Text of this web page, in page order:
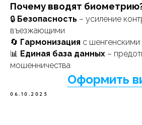
Почему вводят
🔒 Безопасность – усиление
въезжающими
🔄 Гармонизация с шенгенскими
📊 Единая база данных –
мошенничества
Оформить
06.10.2025
ООО "ВИЗА ТРЕНД"
Новости
Стороны 76-78, эт.2, оф. 7.
Виза в Китай в Иркутске
оф.207